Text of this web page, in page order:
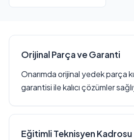
Orijinal Parça ve Garanti
Onarımda orijinal yedek parça
garantisi ile kalıcı çözümler
Eğitimli Teknisyen Kadrosu